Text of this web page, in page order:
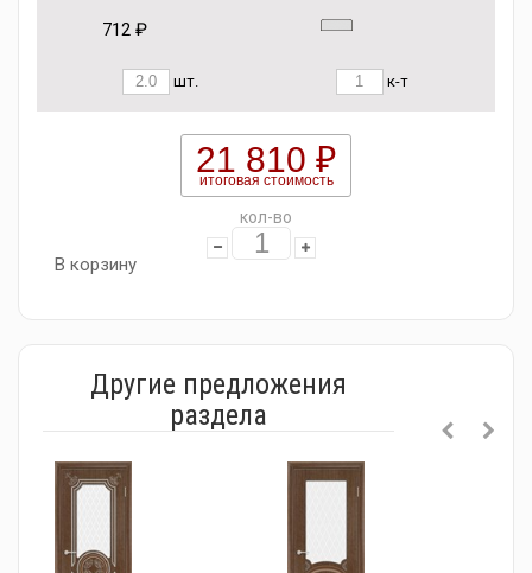
712 ₽
шт. к-т
21 810 ₽
итоговая стоимость
кол-во
В корзину
Другие предложения
раздела